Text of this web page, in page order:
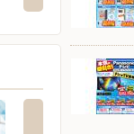
プチストレス解消！